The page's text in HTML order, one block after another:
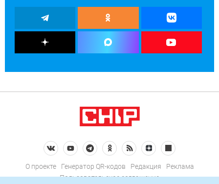
О проекте Генератор QR-кодов Редакция
Реклама
Пользовательское соглашение